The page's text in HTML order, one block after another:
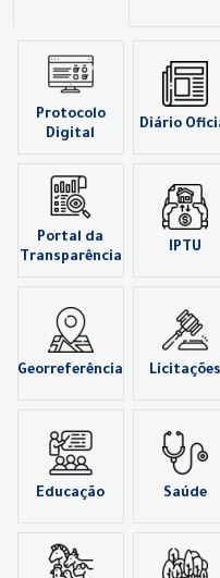
Protocolo
Digital
Diário
Portal da
Transparência
IPTU
Georreferência Licitações
Educação Saúde